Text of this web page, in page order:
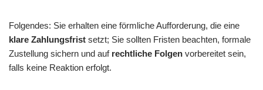
Folgendes: Sie erhalten eine förmliche Aufforderung, die eine
klare Zahlungsfrist setzt; Sie sollten Fristen beachten, formale
Zustellung sichern und auf rechtliche Folgen vorbereitet sein,
falls keine Reaktion erfolgt.